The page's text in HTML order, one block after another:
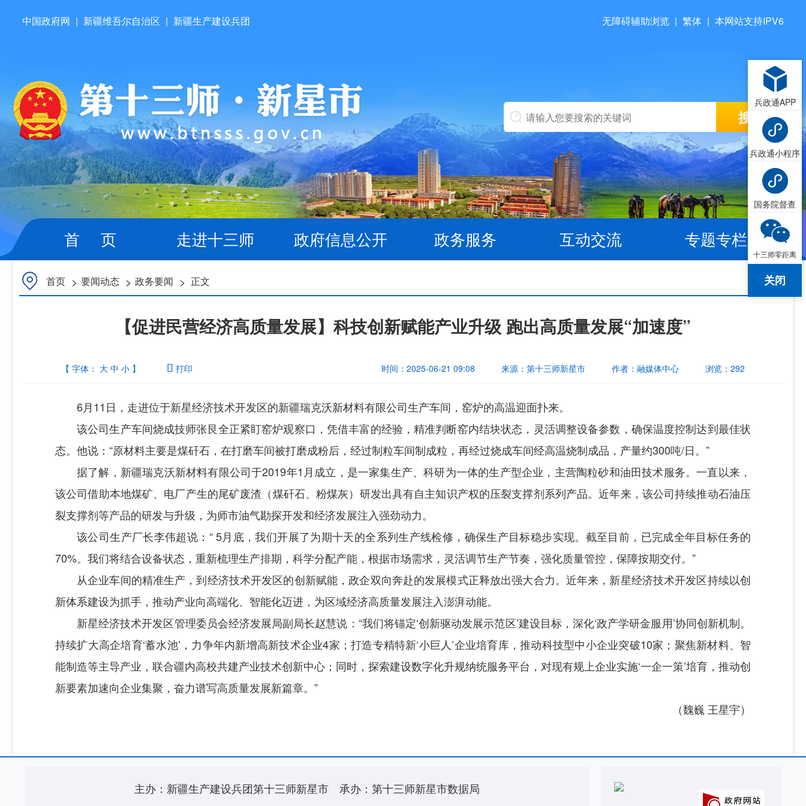
中国政府网 | 新疆维吾尔自治区 | 新疆生产建设兵团 无障碍辅助浏览 | 繁体 | 本网站支持IPV6
首 页 走进十三师 政府信息公开 政务服务 互动交流 专题专栏
首页 > 要闻动态 > 政务要闻 > 正文
【促进民营经济高质量发展】科技创新赋能产业升级 跑出高质量发展“加速度”
【 字体： 大 中 小 】  打印 时间： 2025-06-21 09:08 来源： 第十三师新星市 作者： 融媒体中心 浏览： 292
6月11日，走进位于新星经济技术开发区的新疆瑞克沃新材料有限公司生产车间，窑炉的高温迎面扑来。
该公司生产车间烧成技师张艮全正紧盯窑炉观察口，凭借丰富的经验，精准判断窑内结块状态，灵活调整设备参数，确保温度控制达到最佳状
态。他说：“原材料主要是煤矸石，在打磨车间被打磨成粉后，经过制粒车间制成粒，再经过烧成车间经高温烧制成品，产量约300吨/日。”
据了解，新疆瑞克沃新材料有限公司于2019年1月成立，是一家集生产、科研为一体的生产型企业，主营陶粒砂和油田技术服务。一直以来，
该公司借助本地煤矿、电厂产生的尾矿废渣（煤矸石、粉煤灰）研发出具有自主知识产权的压裂支撑剂系列产品。近年来，该公司持续推动石油压
裂支撑剂等产品的研发与升级，为师市油气勘探开发和经济发展注入强劲动力。
该公司生产厂长李伟超说：“ 5月底，我们开展了为期十天的全系列生产线检修，确保生产目标稳步实现。截至目前，已完成全年目标任务的
70%。我们将结合设备状态，重新梳理生产排期，科学分配产能，根据市场需求，灵活调节生产节奏，强化质量管控，保障按期交付。”
从企业车间的精准生产，到经济技术开发区的创新赋能，政企双向奔赴的发展模式正释放出强大合力。近年来，新星经济技术开发区持续以创
新体系建设为抓手，推动产业向高端化、智能化迈进，为区域经济高质量发展注入澎湃动能。
新星经济技术开发区管理委员会经济发展局副局长赵慧说：“我们将锚定‘创新驱动发展示范区’建设目标，深化‘政产学研金服用’协同创新机制。
持续扩大高企培育‘蓄水池’，力争年内新增高新技术企业4家；打造专精特新‘小巨人’企业培育库，推动科技型中小企业突破10家；聚焦新材料、智
能制造等主导产业，联合疆内高校共建产业技术创新中心；同时，探索建设数字化升规纳统服务平台，对现有规上企业实施‘一企一策’培育，推动创
新要素加速向企业集聚，奋力谱写高质量发展新篇章。”
（魏巍 王星宇）
主办：新疆生产建设兵团第十三师新星市
承办：第十三师新星市数据局
兵政通APP
兵政通小程序
国务院督查
十三师零距离
关闭